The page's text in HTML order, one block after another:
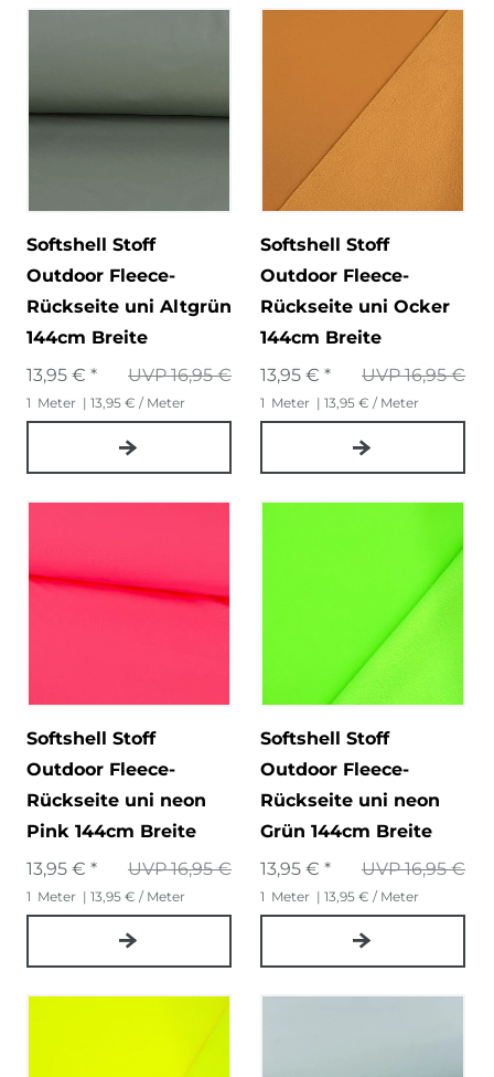
Softshell Stoff
Outdoor Fleece-
Rückseite uni Altgrün
144cm Breite
UVP 16,95 €
13,95 € *
1 Meter | 13,95 € / Meter
Softshell Stoff
Outdoor Fleece-
Rückseite uni Ocker
144cm Breite
UVP 16,95 €
13,95 € *
1 Meter | 13,95 € / Meter
Softshell Stoff
Outdoor Fleece-
Rückseite uni neon
Pink 144cm Breite
UVP 16,95 €
13,95 € *
1 Meter | 13,95 € / Meter
Softshell Stoff
Outdoor Fleece-
Rückseite uni neon
Grün 144cm Breite
UVP 16,95 €
13,95 € *
1 Meter | 13,95 € / Meter